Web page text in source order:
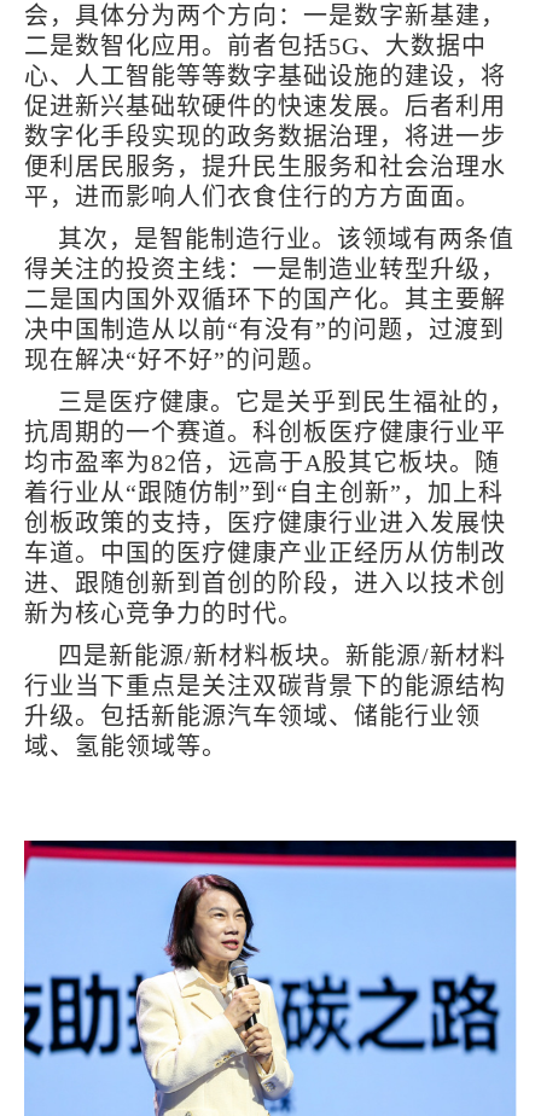
会，具体分为两个方向：一是数字新基建，
二是数智化应用。前者包括5G、大数据中
心、人工智能等等数字基础设施的建设，将
促进新兴基础软硬件的快速发展。后者利用
数字化手段实现的政务数据治理，将进一步
便利居民服务，提升民生服务和社会治理水
平，进而影响人们衣食住行的方方面面。
其次，是智能制造行业。该领域有两条值
得关注的投资主线：一是制造业转型升级，
二是国内国外双循环下的国产化。其主要解
决中国制造从以前“有没有”的问题，过渡到
现在解决“好不好”的问题。
三是医疗健康。它是关乎到民生福祉的，
抗周期的一个赛道。科创板医疗健康行业平
均市盈率为82倍，远高于A股其它板块。随
着行业从“跟随仿制”到“自主创新”，加上科
创板政策的支持，医疗健康行业进入发展快
车道。中国的医疗健康产业正经历从仿制改
进、跟随创新到首创的阶段，进入以技术创
新为核心竞争力的时代。
四是新能源/新材料板块。新能源/新材料
行业当下重点是关注双碳背景下的能源结构
升级。包括新能源汽车领域、储能行业领
域、氢能领域等。